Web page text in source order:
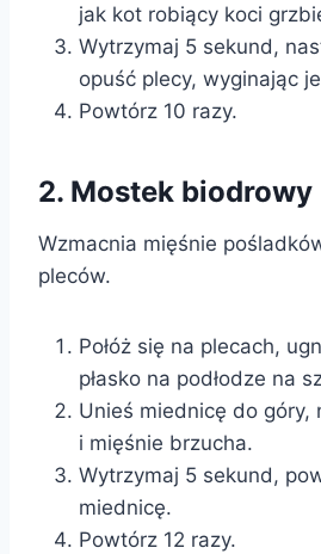
jak kot robiący koci
Wytrzymaj 5 sekund,
opuść plecy, wyginając
Powtórz 10 razy.
2. Mostek biodrowy
Wzmacnia mięśnie
pleców.
Połóż się na plecach,
płasko na podłodze na
Unieś miednicę do góry,
i mięśnie brzucha.
Wytrzymaj 5 sekund,
miednicę.
Powtórz 12 razy.